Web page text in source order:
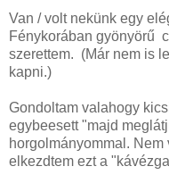
Van / volt nekünk egy
Fénykorában gyönyörű
szerettem. (Már nem is
kapni.)
Gondoltam valahogy
egybeesett "majd
horgolmányommal.
elkezdtem ezt a